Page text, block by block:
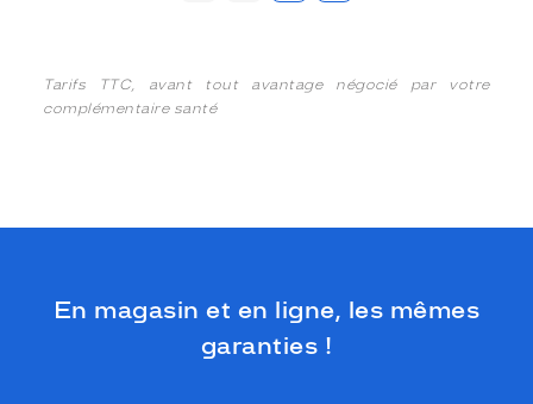
Tarifs TTC, avant tout avantage négocié par votre
complémentaire santé
En magasin et en ligne, les mêmes
garanties !